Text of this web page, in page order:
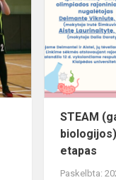
krepšinio
varžybos
STEAM
etapas
Paskelbta: